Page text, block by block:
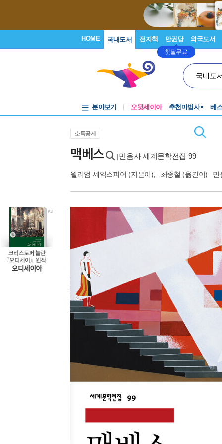
HOME 국내도서 전자책 만권당
첫달무료
외국도서
국내도
분야보기 오뒷세이아 추천마법사 베
소득공제
맥베스 민음사 세계문학전집 99
윌리엄 셰익스피어 (지은이), 최종철 (옮긴이) 민